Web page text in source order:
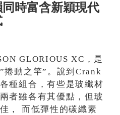
時富含新穎現代
GLORIOUS XC，是
捲動之竿”。說到Crank
種組合，有些是玻纖材
者雖各有其優點，但玻
， 而低彈性的碳纖素